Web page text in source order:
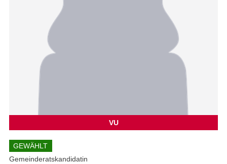
VU
GEWÄHLT
Gemeinderatskandidatin